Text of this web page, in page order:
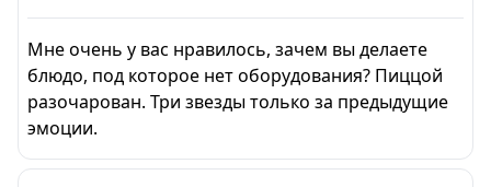
Мне очень у вас нравилось, зачем вы делаете
блюдо, под которое нет оборудования? Пиццой
разочарован. Три звезды только за предыдущие
эмоции.